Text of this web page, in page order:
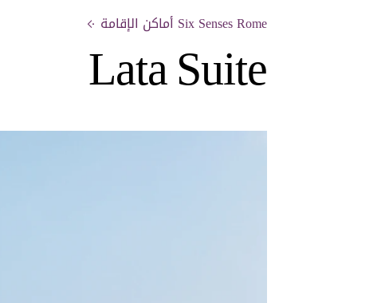
Six Senses Rome أماكن الإقامة
Lata Suite